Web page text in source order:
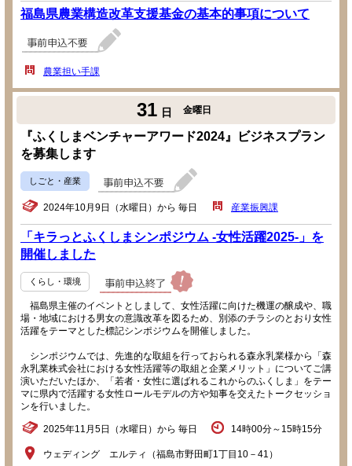
福島県農業構造改革支援基金の基本的事項について
農業担い手課
31 日 金曜日
『ふくしまベンチャーアワード2024』ビジネスプラン
を募集します
しごと・産業
2024年10月9日（水曜日）から 毎日 産業振興課
「キラっとふくしまシンポジウム -女性活躍2025-」を
開催しました
くらし・環境
福島県主催のイベントとしまして、女性活躍に向けた機運の醸成や、職
場・地域における男女の意識改革を図るため、別添のチラシのとおり女性
活躍をテーマとした標記シンポジウムを開催しました。
シンポジウムでは、先進的な取組を行っておられる森永乳業様から「森
永乳業株式会社における女性活躍等の取組と企業メリット」についてご講
演いただいたほか、「若者・女性に選ばれるこれからのふくしま」をテー
マに県内で活躍する女性ロールモデルの方や知事を交えたトークセッショ
ンを行いました。
2025年11月5日（水曜日）から 毎日 14時00分～15時15分
ウェディング エルティ（福島市野田町1丁目10－41）